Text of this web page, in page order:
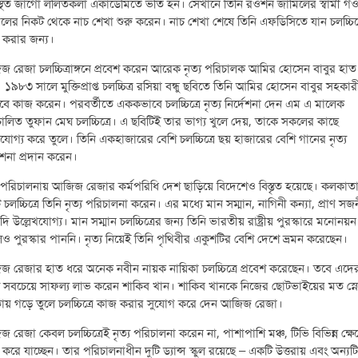
জাগো ললিতকলা একাডেমিতে ভর্তি হন। সেখানে তিনি রওশন জামিলের স্বামী
নিকট থেকে নাচ শেখা শুরু করেন। নাচ শেখা শেষে তিনি এফডিসিতে যান
জন্য।
রেজা চলচ্চিত্রাঙ্গনে প্রবেশ করেন আরেক নৃত্য পরিচালক আমির হোসেন বাবুর হাত
১৯৮৩ সালে মুক্তিপ্রাপ্ত চলচ্চিত্র রসিয়া বন্ধু ছবিতে তিনি আমির হোসেন বাবুর
কাজ করেন। পরবর্তীতে এককভাবে চলচ্চিত্রে নৃত্য নির্দেশনা দেন এম এ মালেক
তুফান মেঘ চলচ্চিত্রে। এ ছবিটিই তার ভাগ্য খুলে দেয়, তাকে সকলের কাছে
করে তুলে। তিনি একহাজারের বেশি চলচ্চিত্রে ছয় হাজারের বেশি গানের নৃত্য
প্রদান করেন।
আজিজ রেজার কর্মপরিধি দেশ ছাড়িয়ে বিদেশেও বিস্তৃত হয়েছে।
চলচ্চিত্রে তিনি নৃত্য পরিচালনা করেন। এর মধ্যে মান সম্মান, নাগিনী কন্যা, প্রাণ
উল্লেখযোগ্য। মান সম্মান চলচ্চিত্রের জন্য তিনি ভারতীয় রাষ্ট্রীয় পুরস্কারে মনোনয়ন
পুরস্কার পাননি। নৃত্য নিয়েই তিনি পৃথিবীর একুশটির বেশি দেশে ভ্রমন করেছেন।
রেজার হাত ধরে অনেক নবীন নায়ক নায়িকা চলচ্চিত্রে প্রবেশ করেছেন। তবে
সবচেয়ে সাফল্য লাভ করেন শাকিব খান। শাকিব খানকে নিজের ছোটভাইয়ের মত
গড়ে তুলে চলচ্চিত্রে কাজ করার সুযোগ করে দেন আজিজ রেজা।
রেজা কেবল চলচ্চিত্রেই নৃত্য পরিচালনা করেন না, পাশাপাশি মঞ্চ, টিভি বিভিন্ন
যাচ্ছেন। তার পরিচালনাধীন দুটি ড্যান্স স্কুল রয়েছে – একটি উত্তরায় এবং অন্যটি